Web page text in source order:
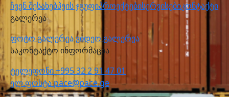
ჩვენ შესახებპეის ჯგუფიპროექტებისერვისებიკონტაქტი
გალერეა
ფოტო გალერეა ვიდეო გალერეა
საკონტაქტო ინფორმაცია
ტელეფონი+995 32 2 91 47 01
ელ.ფოსტაpace@pace.ge